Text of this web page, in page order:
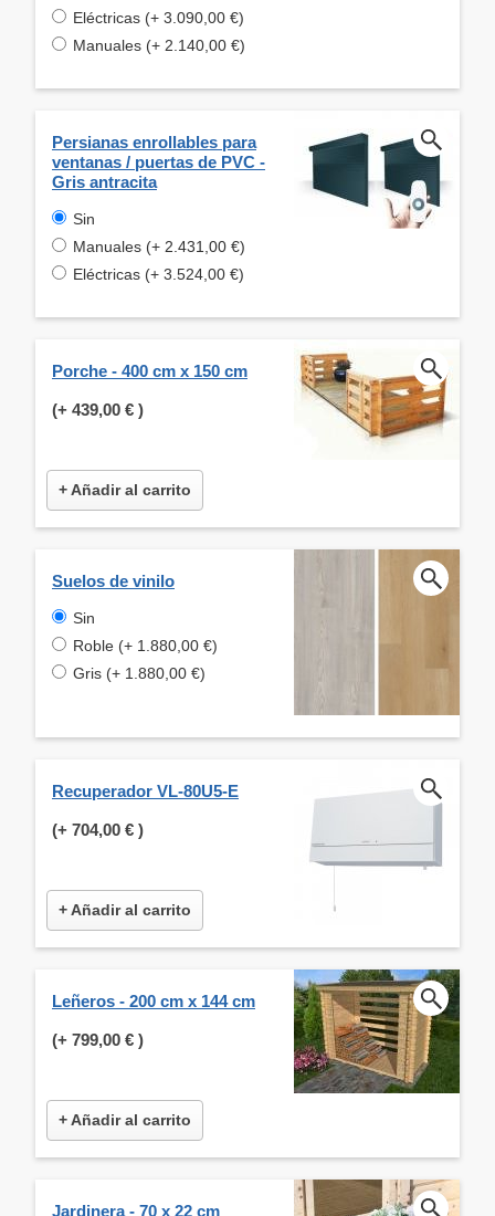
Eléctricas (+ 3.090,00 €)
Manuales (+ 2.140,00 €)
Persianas enrollables para
ventanas / puertas de PVC -
Gris antracita
Sin
Manuales (+ 2.431,00 €)
Eléctricas (+ 3.524,00 €)
Porche - 400 cm x 150 cm
(+ 439,00 € )
+ Añadir al carrito
Suelos de vinilo
Sin
Roble (+ 1.880,00 €)
Gris (+ 1.880,00 €)
Recuperador VL-80U5-E
(+ 704,00 € )
+ Añadir al carrito
Leñeros - 200 cm x 144 cm
(+ 799,00 € )
+ Añadir al carrito
Jardinera - 70 x 22 cm